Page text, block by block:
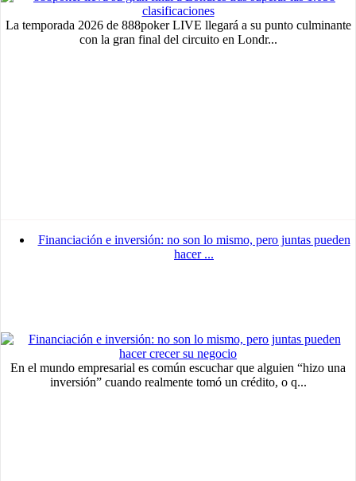
La temporada 2026 de 888poker LIVE llegará a su punto culminante
con la gran final del circuito en Londr...
Financiación e inversión: no son lo mismo, pero juntas pueden
hacer ...
En el mundo empresarial es común escuchar que alguien “hizo una
inversión” cuando realmente tomó un crédito, o q...